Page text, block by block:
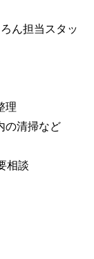
ん担当スタッ
理
の清掃など
相談